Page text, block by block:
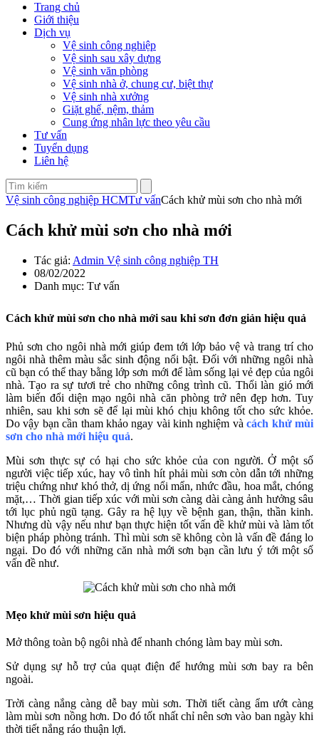
Trang chủ
Giới thiệu
Dịch vụ
Vệ sinh công nghiệp
Vệ sinh sau xây dựng
Vệ sinh văn phòng
Vệ sinh nhà ở, chung cư, biệt thự
Vệ sinh nhà xưởng
Giặt ghế, nệm, thảm
Cung ứng nhân lực theo yêu cầu
Tư vấn
Tuyển dụng
Liên hệ
Vệ sinh công nghiệp HCMTư vấnCách khử mùi sơn cho nhà mới
Cách khử mùi sơn cho nhà mới
Tác giả: Admin Vệ sinh công nghiệp TH
08/02/2022
Danh mục: Tư vấn
Cách khử mùi sơn cho nhà mới sau khi sơn đơn giản hiệu quả
Phủ sơn cho ngôi nhà mới giúp đem tới lớp bảo vệ và trang trí cho
ngôi nhà thêm màu sắc sinh động nổi bật. Đối với những ngôi nhà
cũ bạn có thể thay bằng lớp sơn mới để làm sống lại vẻ đẹp của ngôi
nhà. Tạo ra sự tươi trẻ cho những công trình cũ. Thổi làn gió mới
làm biến đổi diện mạo ngôi nhà căn phòng trở nên đẹp hơn. Tuy
nhiên, sau khi sơn sẽ để lại mùi khó chịu không tốt cho sức khỏe.
Do vậy bạn cần tham khảo ngay vài kinh nghiệm vàcách khử mùi
sơn cho nhà mới hiệu quả.
Mùi sơn thực sự có hại cho sức khỏe của con người. Ở một số
người việc tiếp xúc, hay vô tình hít phải mùi sơn còn dẫn tới những
triệu chứng như khó thở, dị ứng nổi mẩn, nhức đầu, hoa mắt, chóng
mặt,… Thời gian tiếp xúc với mùi sơn càng dài càng ảnh hưởng sâu
tới lục phủ ngũ tạng. Gây ra hệ lụy về bệnh gan, thận, thần kinh.
Nhưng dù vậy nếu như bạn thực hiện tốt vấn đề khử mùi và làm tốt
biện pháp phòng tránh. Thì mùi sơn sẽ không còn là vấn đề đáng lo
ngại. Do đó với những căn nhà mới sơn bạn cần lưu ý tới một số
vấn đề như.
Mẹo khử mùi sơn hiệu quả
Mở thông toàn bộ ngôi nhà để nhanh chóng làm bay mùi sơn.
Sử dụng sự hỗ trợ của quạt điện để hướng mùi sơn bay ra bên
ngoài.
Trời càng nắng càng dễ bay mùi sơn. Thời tiết càng ẩm ướt càng
làm mùi sơn nồng hơn. Do đó tốt nhất chỉ nên sơn vào ban ngày khi
thời tiết nắng ráo thuận lợi.